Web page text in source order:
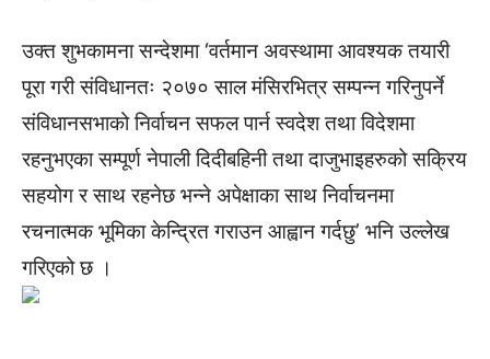
उक्त शुभकामना सन्देशमा ‘वर्तमान अवस्थामा आवश्यक तयारी
पूरा गरी संविधानतः २०७० साल मंसिरभित्र सम्पन्न गरिनुपर्ने
संविधानसभाको निर्वाचन सफल पार्न स्वदेश तथा विदेशमा
रहनुभएका सम्पूर्ण नेपाली दिदीबहिनी तथा दाजुभाइहरुको सक्रिय
सहयोग र साथ रहनेछ भन्ने अपेक्षाका साथ निर्वाचनमा
रचनात्मक भूमिका केन्द्रित गराउन आह्वान गर्दछु’ भनि उल्लेख
गरिएको छ ।